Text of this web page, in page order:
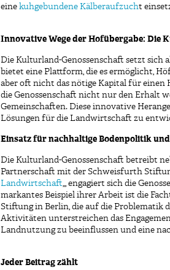
eine kuhgebundene Kälberaufzucht
Innovative Wege der Hofübergabe: Die
Die Kulturland-Genossenschaft setzt
bietet eine Plattform, die es ermöglicht,
aber oft nicht das nötige Kapital für
die Genossenschaft nicht nur den Erhalt
Gemeinschaften. Diese innovative
Lösungen für die Landwirtschaft zu
Einsatz für nachhaltige Bodenpolitik
Die Kulturland-Genossenschaft betreibt
Partnerschaft mit der Schweisfurth
Landwirtschaft„, engagiert sich die
markantes Beispiel ihrer Arbeit ist die
Stiftung in Berlin, die auf die Problematik
Aktivitäten unterstreichen das
Landnutzung zu beeinflussen und eine
Jeder Beitrag zählt